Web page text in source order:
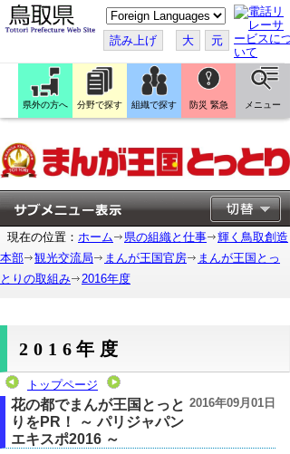
こ
の
ペ
ー
ジ
翻
訳
す
読み上げ 大 元
県外の方へ 分野で探す 組織で探す 防災 緊急 メニュー
現在の位置： ホーム 県の組織と仕事
輝く鳥取創造
本部
観光交流局 まんが王国官房
まんが王国とっ
とりの取組み
2016年度
2016年度
トップページ
2016年09月01日
花の都でまんが王国とっと
りをPR！ ～ パリジャパン
エキスポ2016 ～